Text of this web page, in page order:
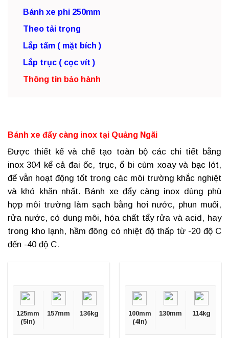
Bánh xe phi 250mm
Theo tải trọng
Lắp tấm ( mặt bích )
Lắp trục ( cọc vít )
Thông tin bảo hành
Bánh xe đẩy càng inox tại Quảng Ngãi
Được thiết kế và chế tạo toàn bộ các chi tiết bằng
inox 304 kể cả đai ốc, trục, ổ bi cùm xoay và bạc lót,
để vẫn hoạt động tốt trong các môi trường khắc nghiệt
và khó khăn nhất. Bánh xe đẩy càng inox dùng phù
hợp môi trường làm sạch bằng hơi nước, phun muối,
rửa nước, có dung môi, hóa chất tẩy rửa và acid, hay
trong kho lạnh, hầm đông có nhiệt độ thấp từ -20 độ C
đến -40 độ C.
125mm
(5in)
157mm 136kg
100mm
(4in)
130mm 114kg